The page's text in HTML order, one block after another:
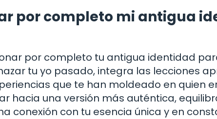
por completo mi antigua
por completo tu antigua identidad
tu yo pasado, integra las lecciones
que te han moldeado en quien
hacia una versión más auténtica,
conexión con tu esencia única y en